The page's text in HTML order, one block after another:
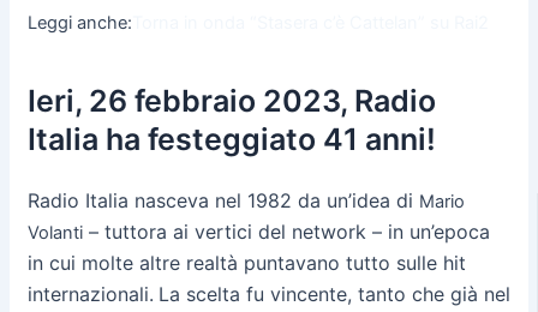
Leggi anche:
Ieri, 26 febbraio 2023, Radio
Italia ha festeggiato 41 anni!
Radio Italia nasceva nel 1982 da un’idea di Mario
Volanti– tuttora ai vertici del network – in un’epoca
in cui molte altre realtà puntavano tutto sulle hit
internazionali. La scelta fu vincente, tanto che già nel